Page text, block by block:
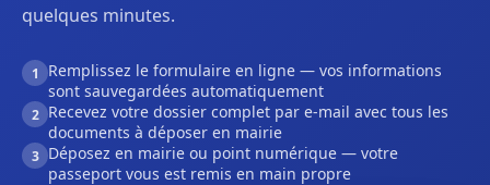
quelques minutes.
1
Remplissez le formulaire en ligne — vos informations
sont sauvegardées automatiquement
2 Recevez votre dossier complet par e-mail avec tous les
documents à déposer en mairie
3 Déposez en mairie ou point numérique — votre
passeport vous est remis en main propre